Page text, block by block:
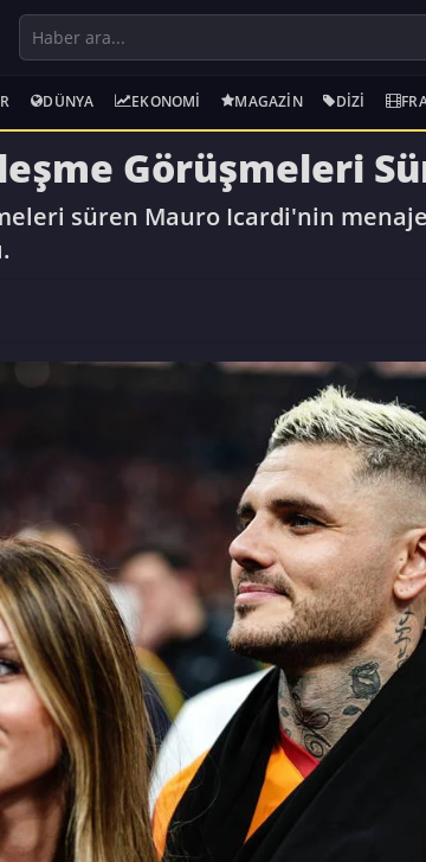
DÜNYA EKONOMI MAGAZIN DIZI
Görüşmeleri
süren Mauro Icardi'nin